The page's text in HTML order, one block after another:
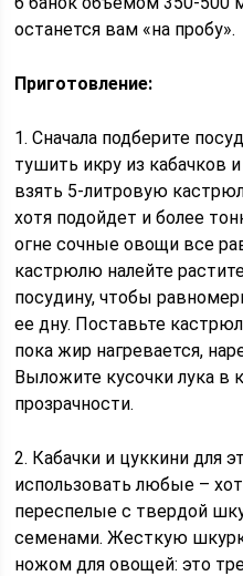
останется вам «на пробу».
Приготовление:
1. Сначала подберите
тушить икру из кабачков
взять 5-литровую
хотя подойдет и более
огне сочные овощи все
кастрюлю налейте
посудину, чтобы
ее дну. Поставьте
пока жир нагревается,
Выложите кусочки лука в
прозрачности.
2. Кабачки и цуккини для
использовать любые –
переспелые с твердой
семенами. Жесткую
ножом для овощей: это